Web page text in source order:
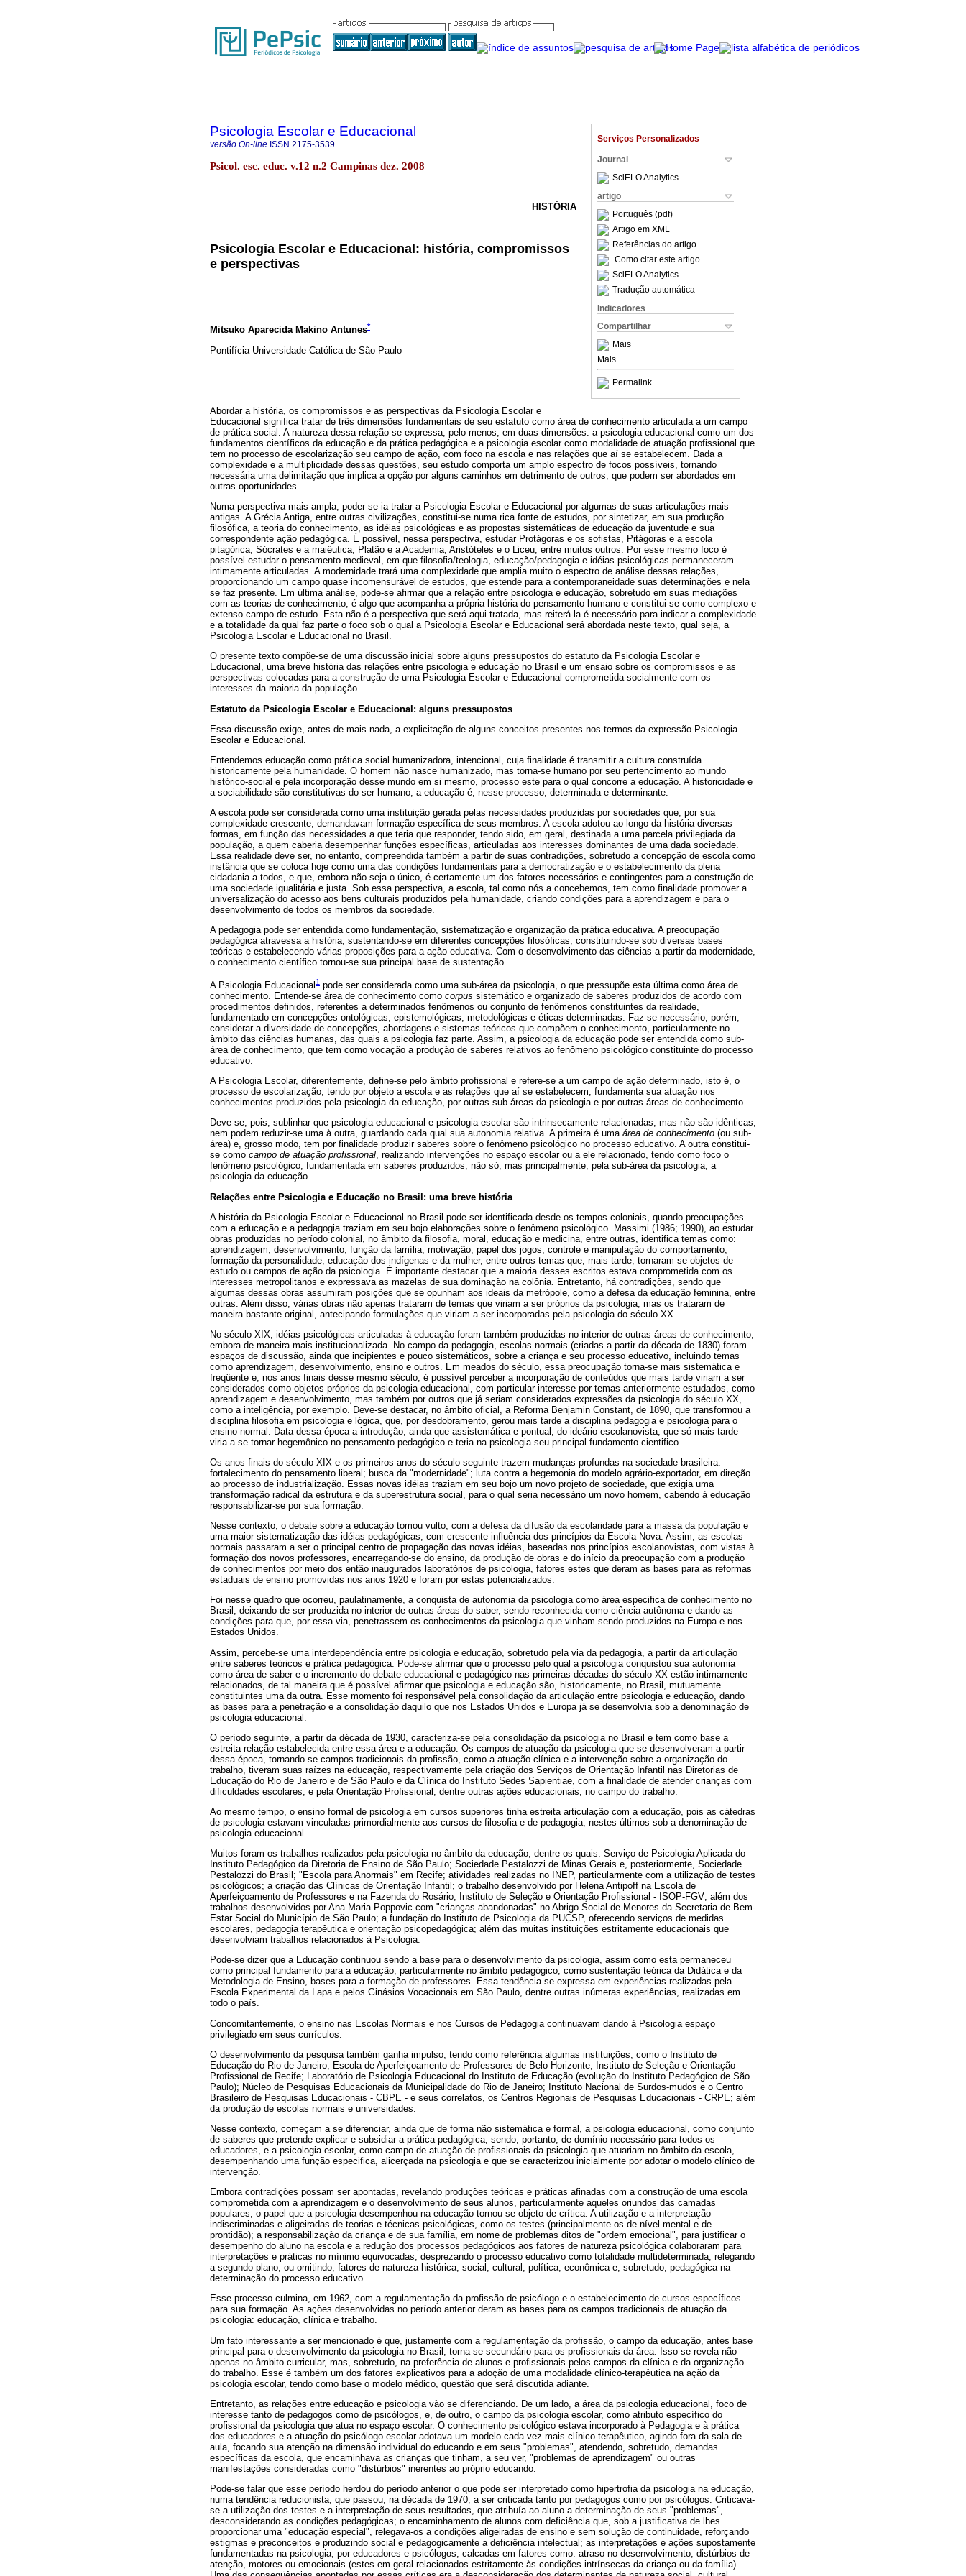
Serviços Personalizados
Journal
SciELO Analytics
artigo
Português (pdf)
Artigo em XML
Referências do artigo
Como citar este artigo
SciELO Analytics
Tradução automática
Indicadores
Compartilhar
Mais
Mais
Permalink
Psicologia Escolar e Educacional
versão On-line ISSN 2175-3539
Psicol. esc. educ. v.12 n.2 Campinas dez. 2008
HISTÓRIA
Psicologia Escolar e Educacional: história, compromissos
e perspectivas
Mitsuko Aparecida Makino Antunes*
Pontifícia Universidade Católica de São Paulo
Abordar a história, os compromissos e as perspectivas da Psicologia Escolar e
Educacional significa tratar de três dimensões fundamentais de seu estatuto como área de conhecimento articulada a um campo
de prática social. A natureza dessa relação se expressa, pelo menos, em duas dimensões: a psicologia educacional como um dos
fundamentos científicos da educação e da prática pedagógica e a psicologia escolar como modalidade de atuação profissional que
tem no processo de escolarização seu campo de ação, com foco na escola e nas relações que aí se estabelecem. Dada a
complexidade e a multiplicidade dessas questões, seu estudo comporta um amplo espectro de focos possíveis, tornando
necessária uma delimitação que implica a opção por alguns caminhos em detrimento de outros, que podem ser abordados em
outras oportunidades.
Numa perspectiva mais ampla, poder-se-ia tratar a Psicologia Escolar e Educacional por algumas de suas articulações mais
antigas. A Grécia Antiga, entre outras civilizações, constitui-se numa rica fonte de estudos, por sintetizar, em sua produção
filosófica, a teoria do conhecimento, as idéias psicológicas e as propostas sistemáticas de educação da juventude e sua
correspondente ação pedagógica. É possível, nessa perspectiva, estudar Protágoras e os sofistas, Pitágoras e a escola
pitagórica, Sócrates e a maiêutica, Platão e a Academia, Aristóteles e o Liceu, entre muitos outros. Por esse mesmo foco é
possível estudar o pensamento medieval, em que filosofia/teologia, educação/pedagogia e idéias psicológicas permaneceram
intimamente articuladas. A modernidade trará uma complexidade que amplia muito o espectro de análise dessas relações,
proporcionando um campo quase incomensurável de estudos, que estende para a contemporaneidade suas determinações e nela
se faz presente. Em última análise, pode-se afirmar que a relação entre psicologia e educação, sobretudo em suas mediações
com as teorias de conhecimento, é algo que acompanha a própria história do pensamento humano e constitui-se como complexo e
extenso campo de estudo. Esta não é a perspectiva que será aqui tratada, mas reiterá-la é necessário para indicar a complexidade
e a totalidade da qual faz parte o foco sob o qual a Psicologia Escolar e Educacional será abordada neste texto, qual seja, a
Psicologia Escolar e Educacional no Brasil.
O presente texto compõe-se de uma discussão inicial sobre alguns pressupostos do estatuto da Psicologia Escolar e
Educacional, uma breve história das relações entre psicologia e educação no Brasil e um ensaio sobre os compromissos e as
perspectivas colocadas para a construção de uma Psicologia Escolar e Educacional comprometida socialmente com os
interesses da maioria da população.
Estatuto da Psicologia Escolar e Educacional: alguns pressupostos
Essa discussão exige, antes de mais nada, a explicitação de alguns conceitos presentes nos termos da expressão Psicologia
Escolar e Educacional.
Entendemos educação como prática social humanizadora, intencional, cuja finalidade é transmitir a cultura construída
historicamente pela humanidade. O homem não nasce humanizado, mas torna-se humano por seu pertencimento ao mundo
histórico-social e pela incorporação desse mundo em si mesmo, processo este para o qual concorre a educação. A historicidade e
a sociabilidade são constitutivas do ser humano; a educação é, nesse processo, determinada e determinante.
A escola pode ser considerada como uma instituição gerada pelas necessidades produzidas por sociedades que, por sua
complexidade crescente, demandavam formação específica de seus membros. A escola adotou ao longo da história diversas
formas, em função das necessidades a que teria que responder, tendo sido, em geral, destinada a uma parcela privilegiada da
população, a quem caberia desempenhar funções específicas, articuladas aos interesses dominantes de uma dada sociedade.
Essa realidade deve ser, no entanto, compreendida também a partir de suas contradições, sobretudo a concepção de escola como
instância que se coloca hoje como uma das condições fundamentais para a democratização e o estabelecimento da plena
cidadania a todos, e que, embora não seja o único, é certamente um dos fatores necessários e contingentes para a construção de
uma sociedade igualitária e justa. Sob essa perspectiva, a escola, tal como nós a concebemos, tem como finalidade promover a
universalização do acesso aos bens culturais produzidos pela humanidade, criando condições para a aprendizagem e para o
desenvolvimento de todos os membros da sociedade.
A pedagogia pode ser entendida como fundamentação, sistematização e organização da prática educativa. A preocupação
pedagógica atravessa a história, sustentando-se em diferentes concepções filosóficas, constituindo-se sob diversas bases
teóricas e estabelecendo várias proposições para a ação educativa. Com o desenvolvimento das ciências a partir da modernidade,
o conhecimento científico tornou-se sua principal base de sustentação.
A Psicologia Educacional 1 pode ser considerada como uma sub-área da psicologia, o que pressupõe esta última como área de
conhecimento. Entende-se área de conhecimento como corpus sistemático e organizado de saberes produzidos de acordo com
procedimentos definidos, referentes a determinados fenômenos ou conjunto de fenômenos constituintes da realidade,
fundamentado em concepções ontológicas, epistemológicas, metodológicas e éticas determinadas. Faz-se necessário, porém,
considerar a diversidade de concepções, abordagens e sistemas teóricos que compõem o conhecimento, particularmente no
âmbito das ciências humanas, das quais a psicologia faz parte. Assim, a psicologia da educação pode ser entendida como sub-
área de conhecimento, que tem como vocação a produção de saberes relativos ao fenômeno psicológico constituinte do processo
educativo.
A Psicologia Escolar, diferentemente, define-se pelo âmbito profissional e refere-se a um campo de ação determinado, isto é, o
processo de escolarização, tendo por objeto a escola e as relações que aí se estabelecem; fundamenta sua atuação nos
conhecimentos produzidos pela psicologia da educação, por outras sub-áreas da psicologia e por outras áreas de conhecimento.
Deve-se, pois, sublinhar que psicologia educacional e psicologia escolar são intrinsecamente relacionadas, mas não são idênticas,
nem podem reduzir-se uma à outra, guardando cada qual sua autonomia relativa. A primeira é uma área de conhecimento (ou sub-
área) e, grosso modo, tem por finalidade produzir saberes sobre o fenômeno psicológico no processo educativo. A outra constitui-
se como campo de atuação profissional, realizando intervenções no espaço escolar ou a ele relacionado, tendo como foco o
fenômeno psicológico, fundamentada em saberes produzidos, não só, mas principalmente, pela sub-área da psicologia, a
psicologia da educação.
Relações entre Psicologia e Educação no Brasil: uma breve história
A história da Psicologia Escolar e Educacional no Brasil pode ser identificada desde os tempos coloniais, quando preocupações
com a educação e a pedagogia traziam em seu bojo elaborações sobre o fenômeno psicológico. Massimi (1986; 1990), ao estudar
obras produzidas no período colonial, no âmbito da filosofia, moral, educação e medicina, entre outras, identifica temas como:
aprendizagem, desenvolvimento, função da família, motivação, papel dos jogos, controle e manipulação do comportamento,
formação da personalidade, educação dos indígenas e da mulher, entre outros temas que, mais tarde, tornaram-se objetos de
estudo ou campos de ação da psicologia. É importante destacar que a maioria desses escritos estava comprometida com os
interesses metropolitanos e expressava as mazelas de sua dominação na colônia. Entretanto, há contradições, sendo que
algumas dessas obras assumiram posições que se opunham aos ideais da metrópole, como a defesa da educação feminina, entre
outras. Além disso, várias obras não apenas trataram de temas que viriam a ser próprios da psicologia, mas os trataram de
maneira bastante original, antecipando formulações que viriam a ser incorporadas pela psicologia do século XX.
No século XIX, idéias psicológicas articuladas à educação foram também produzidas no interior de outras áreas de conhecimento,
embora de maneira mais institucionalizada. No campo da pedagogia, escolas normais (criadas a partir da década de 1830) foram
espaços de discussão, ainda que incipientes e pouco sistemáticos, sobre a criança e seu processo educativo, incluindo temas
como aprendizagem, desenvolvimento, ensino e outros. Em meados do século, essa preocupação torna-se mais sistemática e
freqüente e, nos anos finais desse mesmo século, é possível perceber a incorporação de conteúdos que mais tarde viriam a ser
considerados como objetos próprios da psicologia educacional, com particular interesse por temas anteriormente estudados, como
aprendizagem e desenvolvimento, mas também por outros que já seriam considerados expressões da psicologia do século XX,
como a inteligência, por exemplo. Deve-se destacar, no âmbito oficial, a Reforma Benjamin Constant, de 1890, que transformou a
disciplina filosofia em psicologia e lógica, que, por desdobramento, gerou mais tarde a disciplina pedagogia e psicologia para o
ensino normal. Data dessa época a introdução, ainda que assistemática e pontual, do ideário escolanovista, que só mais tarde
viria a se tornar hegemônico no pensamento pedagógico e teria na psicologia seu principal fundamento cientifico.
Os anos finais do século XIX e os primeiros anos do século seguinte trazem mudanças profundas na sociedade brasileira:
fortalecimento do pensamento liberal; busca da "modernidade"; luta contra a hegemonia do modelo agrário-exportador, em direção
ao processo de industrialização. Essas novas idéias traziam em seu bojo um novo projeto de sociedade, que exigia uma
transformação radical da estrutura e da superestrutura social, para o qual seria necessário um novo homem, cabendo à educação
responsabilizar-se por sua formação.
Nesse contexto, o debate sobre a educação tomou vulto, com a defesa da difusão da escolaridade para a massa da população e
uma maior sistematização das idéias pedagógicas, com crescente influência dos princípios da Escola Nova. Assim, as escolas
normais passaram a ser o principal centro de propagação das novas idéias, baseadas nos princípios escolanovistas, com vistas à
formação dos novos professores, encarregando-se do ensino, da produção de obras e do início da preocupação com a produção
de conhecimentos por meio dos então inaugurados laboratórios de psicologia, fatores estes que deram as bases para as reformas
estaduais de ensino promovidas nos anos 1920 e foram por estas potencializados.
Foi nesse quadro que ocorreu, paulatinamente, a conquista de autonomia da psicologia como área especifica de conhecimento no
Brasil, deixando de ser produzida no interior de outras áreas do saber, sendo reconhecida como ciência autônoma e dando as
condições para que, por essa via, penetrassem os conhecimentos da psicologia que vinham sendo produzidos na Europa e nos
Estados Unidos.
Assim, percebe-se uma interdependência entre psicologia e educação, sobretudo pela via da pedagogia, a partir da articulação
entre saberes teóricos e prática pedagógica. Pode-se afirmar que o processo pelo qual a psicologia conquistou sua autonomia
como área de saber e o incremento do debate educacional e pedagógico nas primeiras décadas do século XX estão intimamente
relacionados, de tal maneira que é possível afirmar que psicologia e educação são, historicamente, no Brasil, mutuamente
constituintes uma da outra. Esse momento foi responsável pela consolidação da articulação entre psicologia e educação, dando
as bases para a penetração e a consolidação daquilo que nos Estados Unidos e Europa já se desenvolvia sob a denominação de
psicologia educacional.
O período seguinte, a partir da década de 1930, caracteriza-se pela consolidação da psicologia no Brasil e tem como base a
estreita relação estabelecida entre essa área e a educação. Os campos de atuação da psicologia que se desenvolveram a partir
dessa época, tornando-se campos tradicionais da profissão, como a atuação clínica e a intervenção sobre a organização do
trabalho, tiveram suas raízes na educação, respectivamente pela criação dos Serviços de Orientação Infantil nas Diretorias de
Educação do Rio de Janeiro e de São Paulo e da Clínica do Instituto Sedes Sapientiae, com a finalidade de atender crianças com
dificuldades escolares, e pela Orientação Profissional, dentre outras ações educacionais, no campo do trabalho.
Ao mesmo tempo, o ensino formal de psicologia em cursos superiores tinha estreita articulação com a educação, pois as cátedras
de psicologia estavam vinculadas primordialmente aos cursos de filosofia e de pedagogia, nestes últimos sob a denominação de
psicologia educacional.
Muitos foram os trabalhos realizados pela psicologia no âmbito da educação, dentre os quais: Serviço de Psicologia Aplicada do
Instituto Pedagógico da Diretoria de Ensino de São Paulo; Sociedade Pestalozzi de Minas Gerais e, posteriormente, Sociedade
Pestalozzi do Brasil; "Escola para Anormais" em Recife; atividades realizadas no INEP, particularmente com a utilização de testes
psicológicos; a criação das Clínicas de Orientação Infantil; o trabalho desenvolvido por Helena Antipoff na Escola de
Aperfeiçoamento de Professores e na Fazenda do Rosário; Instituto de Seleção e Orientação Profissional - ISOP-FGV; além dos
trabalhos desenvolvidos por Ana Maria Poppovic com "crianças abandonadas" no Abrigo Social de Menores da Secretaria de Bem-
Estar Social do Município de São Paulo; a fundação do Instituto de Psicologia da PUCSP, oferecendo serviços de medidas
escolares, pedagogia terapêutica e orientação psicopedagógica; além das muitas instituições estritamente educacionais que
desenvolviam trabalhos relacionados à Psicologia.
Pode-se dizer que a Educação continuou sendo a base para o desenvolvimento da psicologia, assim como esta permaneceu
como principal fundamento para a educação, particularmente no âmbito pedagógico, como sustentação teórica da Didática e da
Metodologia de Ensino, bases para a formação de professores. Essa tendência se expressa em experiências realizadas pela
Escola Experimental da Lapa e pelos Ginásios Vocacionais em São Paulo, dentre outras inúmeras experiências, realizadas em
todo o país.
Concomitantemente, o ensino nas Escolas Normais e nos Cursos de Pedagogia continuavam dando à Psicologia espaço
privilegiado em seus currículos.
O desenvolvimento da pesquisa também ganha impulso, tendo como referência algumas instituições, como o Instituto de
Educação do Rio de Janeiro; Escola de Aperfeiçoamento de Professores de Belo Horizonte; Instituto de Seleção e Orientação
Profissional de Recife; Laboratório de Psicologia Educacional do Instituto de Educação (evolução do Instituto Pedagógico de São
Paulo); Núcleo de Pesquisas Educacionais da Municipalidade do Rio de Janeiro; Instituto Nacional de Surdos-mudos e o Centro
Brasileiro de Pesquisas Educacionais - CBPE - e seus correlatos, os Centros Regionais de Pesquisas Educacionais - CRPE; além
da produção de escolas normais e universidades.
Nesse contexto, começam a se diferenciar, ainda que de forma não sistemática e formal, a psicologia educacional, como conjunto
de saberes que pretende explicar e subsidiar a prática pedagógica, sendo, portanto, de domínio necessário para todos os
educadores, e a psicologia escolar, como campo de atuação de profissionais da psicologia que atuariam no âmbito da escola,
desempenhando uma função especifica, alicerçada na psicologia e que se caracterizou inicialmente por adotar o modelo clínico de
intervenção.
Embora contradições possam ser apontadas, revelando produções teóricas e práticas afinadas com a construção de uma escola
comprometida com a aprendizagem e o desenvolvimento de seus alunos, particularmente aqueles oriundos das camadas
populares, o papel que a psicologia desempenhou na educação tornou-se objeto de crítica. A utilização e a interpretação
indiscriminadas e aligeiradas de teorias e técnicas psicológicas, como os testes (principalmente os de nível mental e de
prontidão); a responsabilização da criança e de sua família, em nome de problemas ditos de "ordem emocional", para justificar o
desempenho do aluno na escola e a redução dos processos pedagógicos aos fatores de natureza psicológica colaboraram para
interpretações e práticas no mínimo equivocadas, desprezando o processo educativo como totalidade multideterminada, relegando
a segundo plano, ou omitindo, fatores de natureza histórica, social, cultural, política, econômica e, sobretudo, pedagógica na
determinação do processo educativo.
Esse processo culmina, em 1962, com a regulamentação da profissão de psicólogo e o estabelecimento de cursos específicos
para sua formação. As ações desenvolvidas no período anterior deram as bases para os campos tradicionais de atuação da
psicologia: educação, clínica e trabalho.
Um fato interessante a ser mencionado é que, justamente com a regulamentação da profissão, o campo da educação, antes base
principal para o desenvolvimento da psicologia no Brasil, torna-se secundário para os profissionais da área. Isso se revela não
apenas no âmbito curricular, mas, sobretudo, na preferência de alunos e profissionais pelos campos da clínica e da organização
do trabalho. Esse é também um dos fatores explicativos para a adoção de uma modalidade clínico-terapêutica na ação da
psicologia escolar, tendo como base o modelo médico, questão que será discutida adiante.
Entretanto, as relações entre educação e psicologia vão se diferenciando. De um lado, a área da psicologia educacional, foco de
interesse tanto de pedagogos como de psicólogos, e, de outro, o campo da psicologia escolar, como atributo específico do
profissional da psicologia que atua no espaço escolar. O conhecimento psicológico estava incorporado à Pedagogia e à prática
dos educadores e a atuação do psicólogo escolar adotava um modelo cada vez mais clínico-terapêutico, agindo fora da sala de
aula, focando sua atenção na dimensão individual do educando e em seus "problemas", atendendo, sobretudo, demandas
específicas da escola, que encaminhava as crianças que tinham, a seu ver, "problemas de aprendizagem" ou outras
manifestações consideradas como "distúrbios" inerentes ao próprio educando.
Pode-se falar que esse período herdou do período anterior o que pode ser interpretado como hipertrofia da psicologia na educação,
numa tendência reducionista, que passou, na década de 1970, a ser criticada tanto por pedagogos como por psicólogos. Criticava-
se a utilização dos testes e a interpretação de seus resultados, que atribuía ao aluno a determinação de seus "problemas",
desconsiderando as condições pedagógicas; o encaminhamento de alunos com deficiência que, sob a justificativa de lhes
proporcionar uma "educação especial", relegava-os a condições aligeiradas de ensino e sem solução de continuidade, reforçando
estigmas e preconceitos e produzindo social e pedagogicamente a deficiência intelectual; as interpretações e ações supostamente
fundamentadas na psicologia, por educadores e psicólogos, calcadas em fatores como: atraso no desenvolvimento, distúrbios de
atenção, motores ou emocionais (estes em geral relacionados estritamente às condições intrínsecas da criança ou da família).